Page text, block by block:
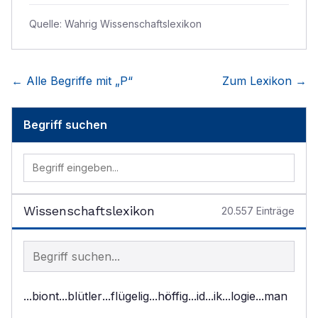
Quelle: Wahrig Wissenschaftslexikon
← Alle Begriffe mit „P“ Zum Lexikon →
Begriff suchen
Wissenschaftslexikon 20.557 Einträge
Begriff im Lexikon suchen
...biont...blütler...flügelig...höffig...id...ik...logie...man